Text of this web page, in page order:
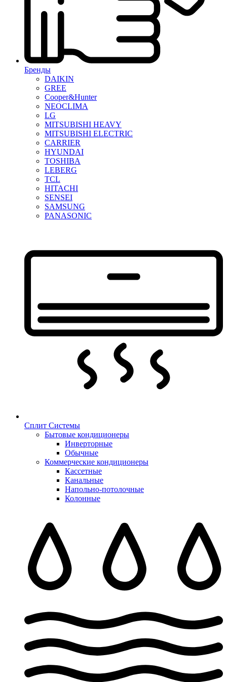
Бренды
DAIKIN
GREE
Cooper&Hunter
NEOCLIMA
LG
MITSUBISHI HEAVY
MITSUBISHI ELECTRIC
CARRIER
HYUNDAI
TOSHIBA
LEBERG
TCL
HITACHI
SENSEI
SAMSUNG
PANASONIC
Сплит Системы
Бытовые кондиционеры
Инверторные
Обычные
Коммерческие кондиционеры
Кассетные
Канальные
Напольно-потолочные
Колонные